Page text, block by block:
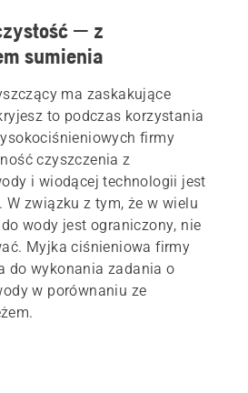
— z
sumienia
ma zaskakujące
to podczas korzystania
firmy
czyszczenia z
i wiodącej technologii jest
W związku z tym, że w wielu
wody jest ograniczony, nie
Myjka ciśnieniowa firmy
do wykonania zadania o
w porównaniu ze